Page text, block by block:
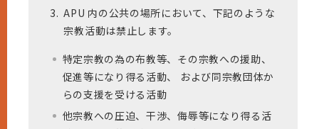
3. APU 内の公共の場所において、下記のような
宗教活動は禁止します。
特定宗教の為の布教等、その宗教への援助、
促進等になり得る活動、 および同宗教団体か
らの支援を受ける活動
他宗教への圧迫、干渉、侮辱等になり得る活